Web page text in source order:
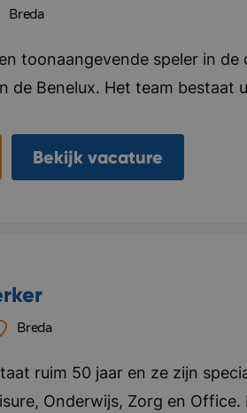
Breda
toonaangevende speler in
de Benelux. Het team bestaat
om klanten optimaal te
technologie,
Bekijk vacature
Breda
ruim 50 jaar en ze zijn
Onderwijs, Zorg en